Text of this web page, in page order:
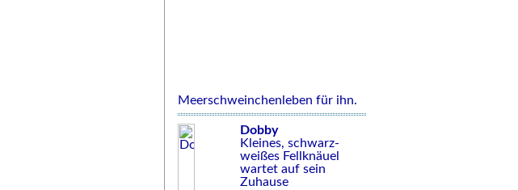
Meerschweinchenleben für ihn.
Dobby
Kleines, schwarz-
weißes Fellknäuel
wartet auf sein
Zuhause